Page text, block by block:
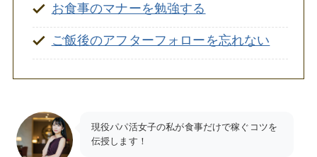
お食事のマナーを勉強する
ご飯後のアフターフォローを忘れない
現役パパ活女子の私が食事だけで稼ぐコツを
伝授します！